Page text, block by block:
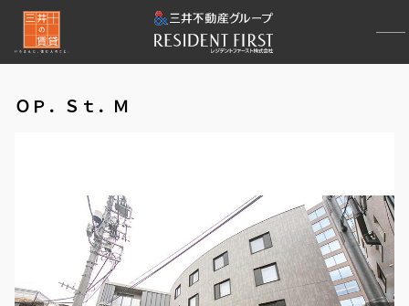
ＯＰ．Ｓｔ．Ｍ